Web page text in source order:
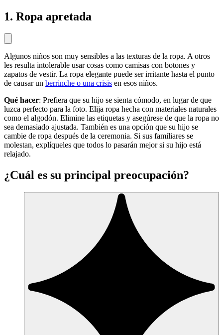
1. Ropa apretada
Algunos niños son muy sensibles a las texturas de la ropa. A otros
les resulta intolerable usar cosas como camisas con botones y
zapatos de vestir. La ropa elegante puede ser irritante hasta el punto
de causar un berrinche o una crisis en esos niños.
Qué hacer: Prefiera que su hijo se sienta cómodo, en lugar de que
luzca perfecto para la foto. Elija ropa hecha con materiales naturales
como el algodón. Elimine las etiquetas y asegúrese de que la ropa no
sea demasiado ajustada. También es una opción que su hijo se
cambie de ropa después de la ceremonia. Si sus familiares se
molestan, explíqueles que todos lo pasarán mejor si su hijo está
relajado.
¿Cuál es su principal preocupación?